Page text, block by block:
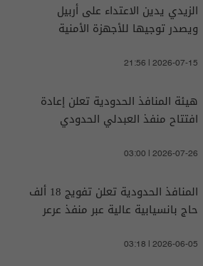
الزيدي يدين الاعتداء على أربيل
ويصدر توجيها للأجهزة الأمنية
21:56 | 2026-07-15
هيئة المنافذ الحدودية تعلن إعادة
افتتاح منفذ العبدلي الحدودي
03:00 | 2026-07-26
المنافذ الحدودية تعلن تفويج 18 ألف
حاج بانسيابية عالية عبر منفذ عرعر
03:18 | 2026-06-05